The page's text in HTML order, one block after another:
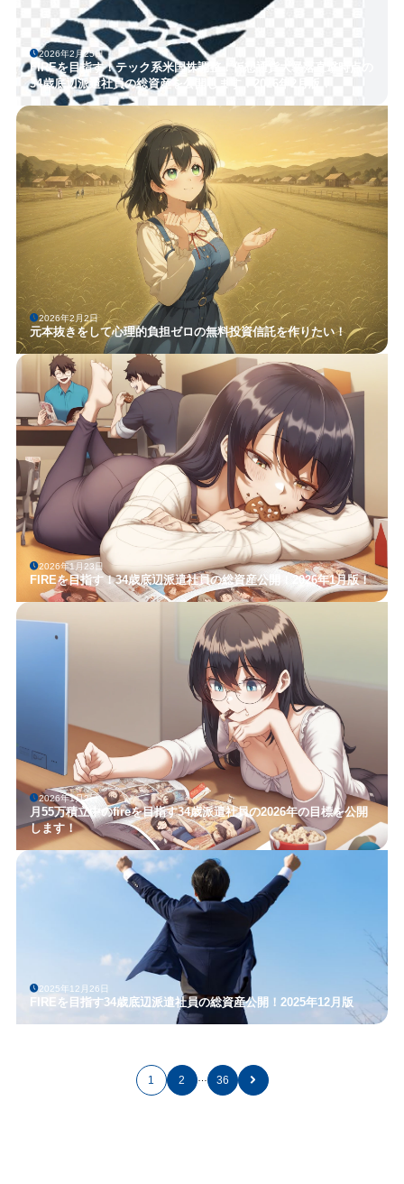
2026年2月25日
FIREを目指す！テック系米国株調整！仮想通貨大暴落直撃時点の
34歳底辺派遣社員の総資産を公開します！2026年2月版！
2026年2月2日
元本抜きをして心理的負担ゼロの無料投資信託を作りたい！
2026年1月23日
FIREを目指す！34歳底辺派遣社員の総資産公開！2026年1月版！
2026年1月2日
月55万積立中のfireを目指す34歳派遣社員の2026年の目標を公開
します！
2025年12月26日
FIREを目指す34歳底辺派遣社員の総資産公開！2025年12月版
1 2 … 36